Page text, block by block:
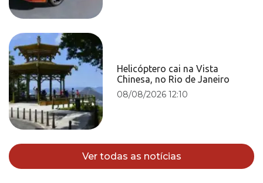
Helicóptero cai na Vista
Chinesa, no Rio de Janeiro
08/08/2026 12:10
Ver todas as notícias